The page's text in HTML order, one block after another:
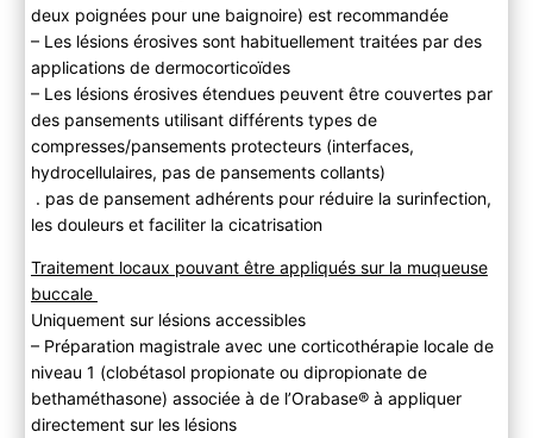
deux poignées pour une baignoire) est recommandée
– Les lésions érosives sont habituellement traitées par des
applications de dermocorticoïdes
– Les lésions érosives étendues peuvent être couvertes par
des pansements utilisant différents types de
compresses/pansements protecteurs (interfaces,
hydrocellulaires, pas de pansements collants)
. pas de pansement adhérents pour réduire la surinfection,
les douleurs et faciliter la cicatrisation
Traitement locaux pouvant être appliqués sur la muqueuse
buccale
Uniquement sur lésions accessibles
– Préparation magistrale avec une corticothérapie locale de
niveau 1 (clobétasol propionate ou dipropionate de
bethaméthasone) associée à de l’Orabase® à appliquer
directement sur les lésions